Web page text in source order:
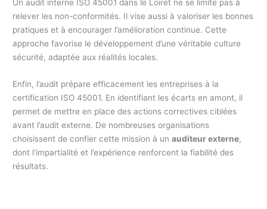
Un audit interne ISO 45001 dans le Loiret ne se limite pas à
relever les non-conformités. Il vise aussi à valoriser les bonnes
pratiques et à encourager l’amélioration continue. Cette
approche favorise le développement d’une véritable culture
sécurité, adaptée aux réalités locales.
Enfin, l’audit prépare efficacement les entreprises à la
certification ISO 45001. En identifiant les écarts en amont, il
permet de mettre en place des actions correctives ciblées
avant l’audit externe. De nombreuses organisations
choisissent de confier cette mission à unauditeur externe,
dont l’impartialité et l’expérience renforcent la fiabilité des
résultats.